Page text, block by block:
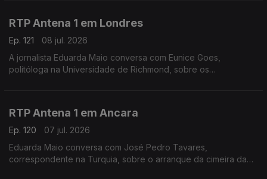
RTP Antena 1 em Londres
Ep. 121
08 jul. 2026
A jornalista Eduarda Maio conversa com Eunice Goes,
politóloga na Universidade de Richmond, sobre os
RTP Antena 1 em Ancara
Ep. 120
07 jul. 2026
Eduarda Maio conversa com José Pedro Tavares,
correspondente na Turquia, sobre o arranque da cimeira da